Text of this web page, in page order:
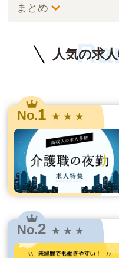
まとめ
人気の求
No.1 ★ ★ ★
No.2 ★ ★ ★